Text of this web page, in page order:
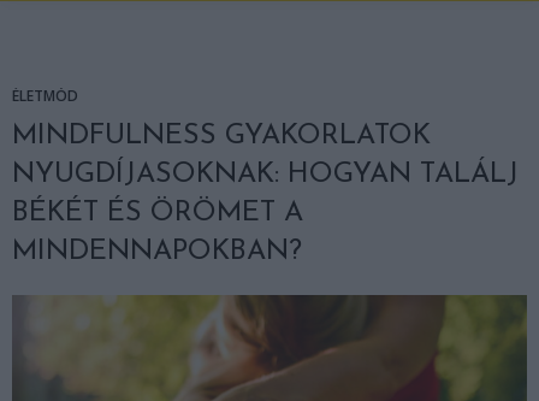
ÉLETMÓD
MINDFULNESS GYAKORLATOK
NYUGDÍJASOKNAK: HOGYAN TALÁLJ
BÉKÉT ÉS ÖRÖMET A
MINDENNAPOKBAN?